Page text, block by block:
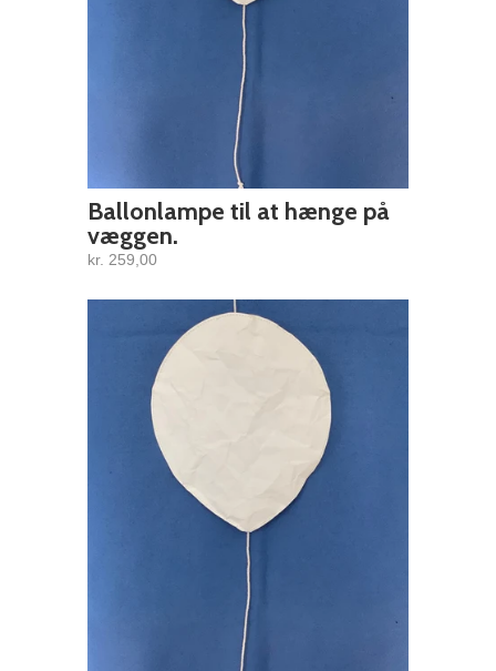
Ballonlampe til at hænge på
væggen.
kr. 259,00